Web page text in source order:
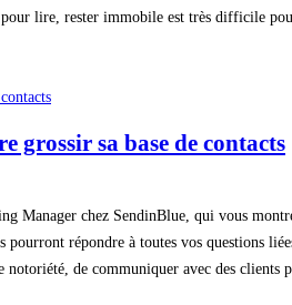
lire, rester immobile est très difficile
grossir sa base de contacts
Manager chez SendinBlue, qui vous
répondre à toutes vos questions
de communiquer avec des